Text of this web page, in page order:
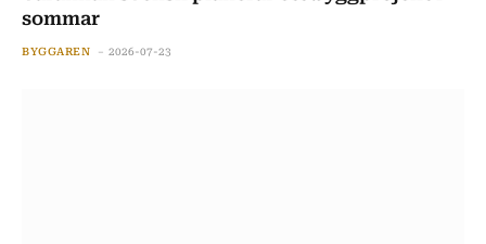
sommar
BYGGAREN 2026-07-23